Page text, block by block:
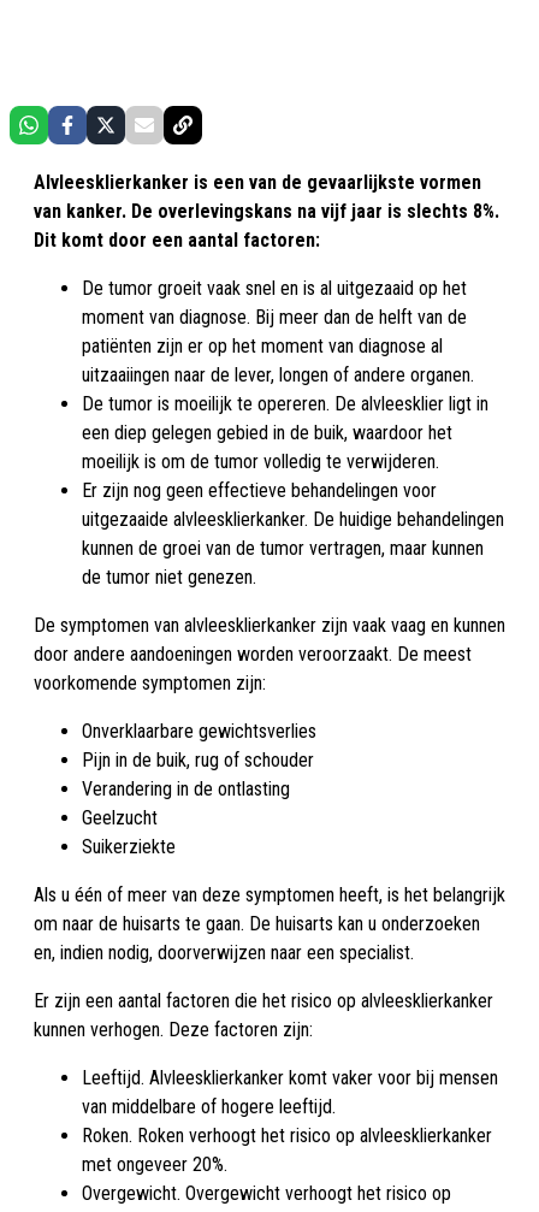
Alvleesklierkanker is een van de gevaarlijkste vormen
van kanker. De overlevingskans na vijf jaar is slechts 8%.
Dit komt door een aantal factoren:
De tumor groeit vaak snel en is al uitgezaaid op het
moment van diagnose. Bij meer dan de helft van de
patiënten zijn er op het moment van diagnose al
uitzaaiingen naar de lever, longen of andere organen.
De tumor is moeilijk te opereren. De alvleesklier ligt in
een diep gelegen gebied in de buik, waardoor het
moeilijk is om de tumor volledig te verwijderen.
Er zijn nog geen effectieve behandelingen voor
uitgezaaide alvleesklierkanker. De huidige behandelingen
kunnen de groei van de tumor vertragen, maar kunnen
de tumor niet genezen.
De symptomen van alvleesklierkanker zijn vaak vaag en kunnen
door andere aandoeningen worden veroorzaakt. De meest
voorkomende symptomen zijn:
Onverklaarbare gewichtsverlies
Pijn in de buik, rug of schouder
Verandering in de ontlasting
Geelzucht
Suikerziekte
Als u één of meer van deze symptomen heeft, is het belangrijk
om naar de huisarts te gaan. De huisarts kan u onderzoeken
en, indien nodig, doorverwijzen naar een specialist.
Er zijn een aantal factoren die het risico op alvleesklierkanker
kunnen verhogen. Deze factoren zijn:
Leeftijd. Alvleesklierkanker komt vaker voor bij mensen
van middelbare of hogere leeftijd.
Roken. Roken verhoogt het risico op alvleesklierkanker
met ongeveer 20%.
Overgewicht. Overgewicht verhoogt het risico op